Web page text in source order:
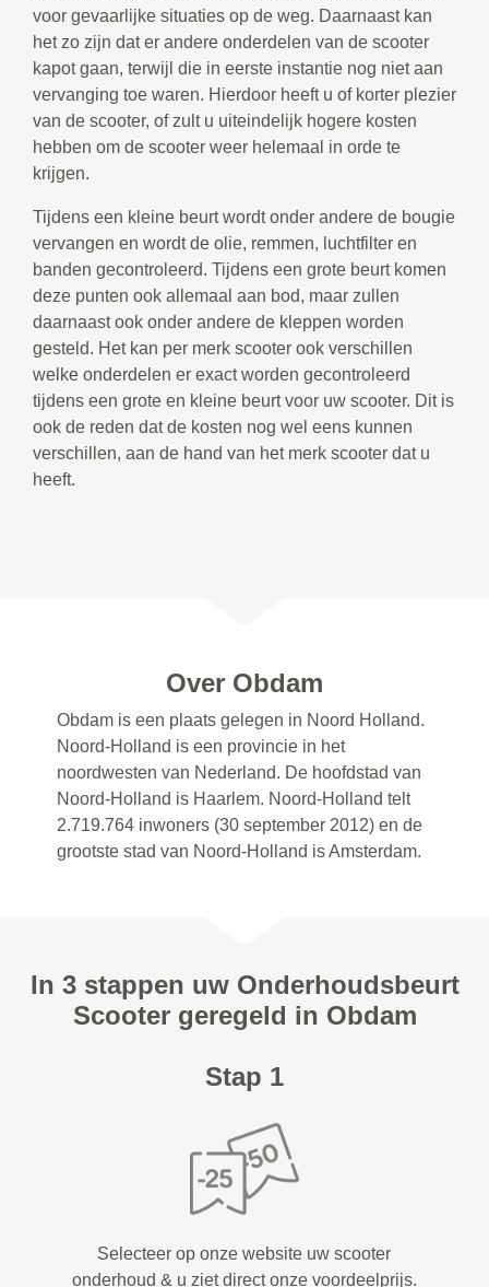
voor gevaarlijke situaties op de weg. Daarnaast kan
het zo zijn dat er andere onderdelen van de scooter
kapot gaan, terwijl die in eerste instantie nog niet aan
vervanging toe waren. Hierdoor heeft u of korter plezier
van de scooter, of zult u uiteindelijk hogere kosten
hebben om de scooter weer helemaal in orde te
krijgen.
Tijdens een kleine beurt wordt onder andere de bougie
vervangen en wordt de olie, remmen, luchtfilter en
banden gecontroleerd. Tijdens een grote beurt komen
deze punten ook allemaal aan bod, maar zullen
daarnaast ook onder andere de kleppen worden
gesteld. Het kan per merk scooter ook verschillen
welke onderdelen er exact worden gecontroleerd
tijdens een grote en kleine beurt voor uw scooter. Dit is
ook de reden dat de kosten nog wel eens kunnen
verschillen, aan de hand van het merk scooter dat u
heeft.
Over Obdam
Obdam is een plaats gelegen in Noord Holland.
Noord-Holland is een provincie in het
noordwesten van Nederland. De hoofdstad van
Noord-Holland is Haarlem. Noord-Holland telt
2.719.764 inwoners (30 september 2012) en de
grootste stad van Noord-Holland is Amsterdam.
In 3 stappen uw Onderhoudsbeurt
Scooter geregeld in Obdam
Stap 1
Selecteer op onze website uw scooter
onderhoud & u ziet direct onze voordeelprijs.